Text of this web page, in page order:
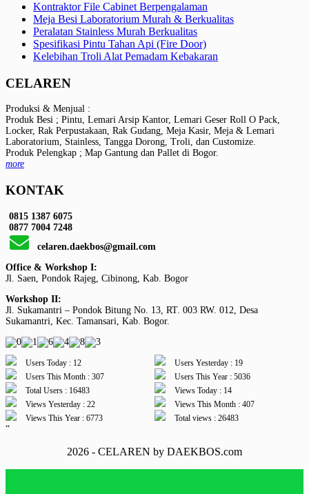
Kontraktor File Cabinet Berpengalaman
Meja Besi Laboratorium Murah & Berkualitas
Peralatan Stainless Murah Berkualitas
Spesifikasi Pintu Tahan Api (Fire Door)
Kelebihan Troli Alat Pemadam Kebakaran
CELAREN
Produksi & Menjual :
Produk Besi ; Pintu, Lemari Arsip Kantor, Lemari Geser Roll O Pack,
Locker, Rak Perpustakaan, Rak Gudang, Meja Kasir, Meja & Lemari
Laboratorium, Stainless, Tangga Dorong, Troli, dan Customize.
Produk Pelengkap ; Map Gantung dan Pallet di Bogor.
more
KONTAK
0815 1387 6075
0877 7004 7248
celaren.daekbos@gmail.com
Office & Workshop I:
Jl. Saen, Pondok Rajeg, Cibinong, Kab. Bogor
Workshop II:
Jl. Sukamantri – Pondok Bitung No. 13, RT. 003 RW. 012, Desa
Sukamantri, Kec. Tamansari, Kab. Bogor.
Users Today : 12
Users Yesterday : 19
Users This Month : 307
Users This Year : 5036
Total Users : 16483
Views Today : 14
Views Yesterday : 22
Views This Month : 407
Views This Year : 6773
Total views : 26483
“
2026 - CELAREN by DAEKBOS.com